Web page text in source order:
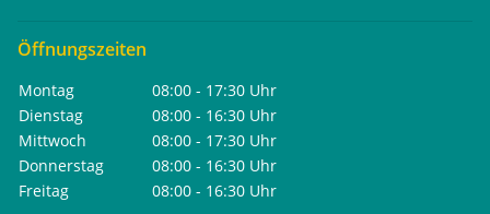
Öffnungszeiten
Montag
08:00 - 17:30 Uhr
Dienstag
08:00 - 16:30 Uhr
Mittwoch
08:00 - 17:30 Uhr
Donnerstag
08:00 - 16:30 Uhr
Freitag
08:00 - 16:30 Uhr